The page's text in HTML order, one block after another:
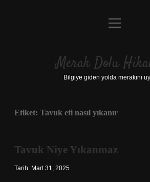
Anasayfa
Yasal Uyarı
menüyü
Merak Dolu
Bilgiye giden yolda merakını
Etiket: Tavuk eti nasıl yıkanır
Tavuk Niye Yıkanmaz
Tarih: Mart 31, 2025